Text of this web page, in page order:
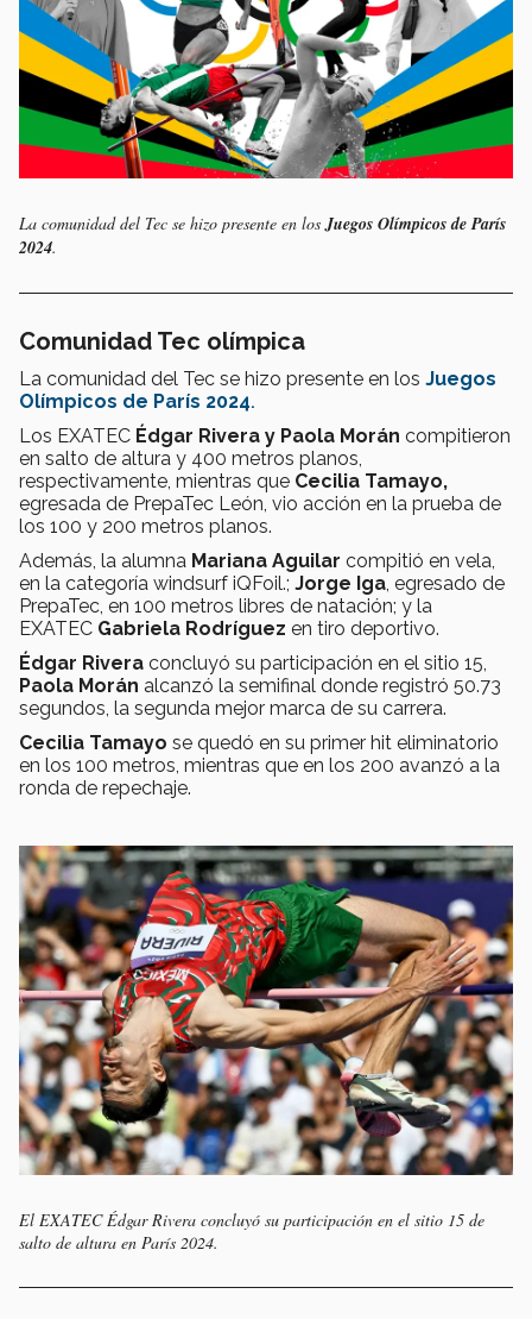
La comunidad del Tec se hizo presente en los Juegos Olímpicos de París
2024.
Comunidad Tec olímpica
La comunidad del Tec se hizo presente en los Juegos
Olímpicos de París 2024.
Los EXATEC Édgar Rivera y Paola Morán compitieron
en salto de altura y 400 metros planos,
respectivamente, mientras que Cecilia Tamayo,
egresada de PrepaTec León, vio acción en la prueba de
los 100 y 200 metros planos.
Además, la alumna Mariana Aguilar compitió en vela,
en la categoría windsurf iQFoil.; Jorge Iga , egresado de
PrepaTec, en 100 metros libres de natación; y la
EXATEC Gabriela Rodríguez en tiro deportivo.
Édgar Rivera concluyó su participación en el sitio 15,
Paola Morán alcanzó la semifinal donde registró 50.73
segundos, la segunda mejor marca de su carrera.
Cecilia Tamayo se quedó en su primer hit eliminatorio
en los 100 metros, mientras que en los 200 avanzó a la
ronda de repechaje.
El EXATEC Édgar Rivera concluyó su participación en el sitio 15 de
salto de altura en París 2024.